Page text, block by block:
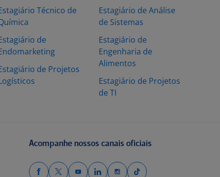
Técnico de
de
de Projetos
Estagiário de Análise
de Sistemas
Estagiário de
Engenharia de
Alimentos
Estagiário de Projetos
de TI
Acompanhe nossos canais oficiais